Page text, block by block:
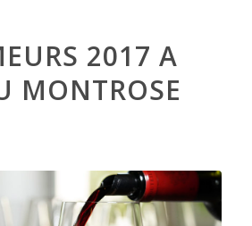
2017 A
MONTROSE